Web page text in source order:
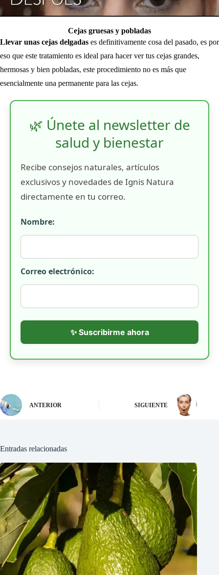
Cejas gruesas y pobladas
Llevar unas cejas delgadas es definitivamente cosa del pasado, es por
eso que este tratamiento es ideal para hacer ver tus cejas grandes,
hermosas y bien pobladas, este procedimiento no es más que
esencialmente una permanente para las cejas.
🌿 Únete al newsletter de
salud y bienestar
Recibe consejos naturales, artículos
exclusivos y novedades de Ignis Natura
directamente en tu correo.
Nombre:
Correo electrónico:
✨ Suscribirme ahora
ANTERIOR SIGUIENTE
Entradas relacionadas